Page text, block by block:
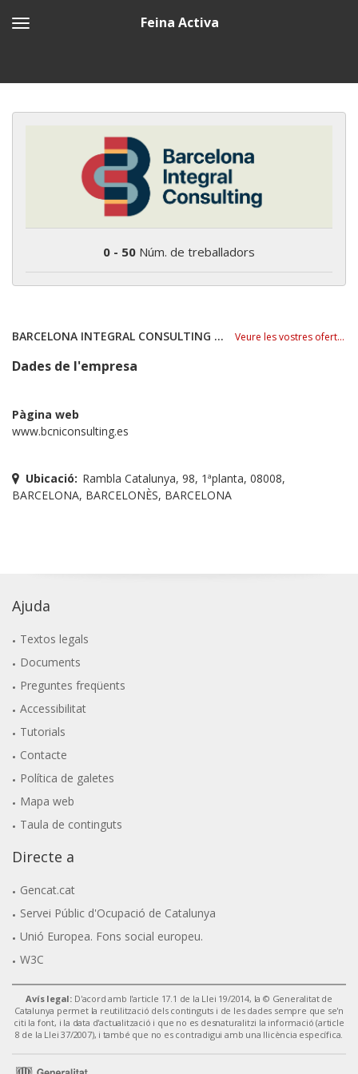
Feina Activa
0 - 50 Núm. de treballadors
BARCELONA INTEGRAL CONSULTING S.L. Veure les vostres ofertes
Dades de l'empresa
Pàgina web
www.bcniconsulting.es
Ubicació: Rambla Catalunya, 98, 1ªplanta, 08008,
BARCELONA, BARCELONÈS, BARCELONA
Ajuda
Textos legals
Documents
Preguntes freqüents
Accessibilitat
Tutorials
Contacte
Política de galetes
Mapa web
Taula de continguts
Directe a
Gencat.cat
Servei Públic d'Ocupació de Catalunya
Unió Europea. Fons social europeu.
W3C
Avís legal: D'acord amb l'article 17.1 de la Llei 19/2014, la © Generalitat de
Catalunya permet la reutilització dels continguts i de les dades sempre que se'n
citi la font, i la data d'actualització i que no es desnaturalitzi la informació (article
8 de la Llei 37/2007), i també que no es contradigui amb una llicència específica.